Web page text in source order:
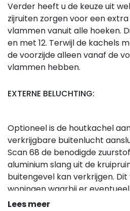
Verder heeft u de keuze uit
zijruiten zorgen voor een
vlammen vanuit alle hoeken.
en met 12. Terwijl de kachels
de voorzijde alleen vanaf de
vlammen hebben.
EXTERNE BELUCHTING:
Optioneel is de houtkachel
verkrijgbare buitenlucht
Scan 68 de benodigde
aluminium slang uit de
buitengevel kan verkrijgen.
woningen waarbij er
kunnen ontstaan waardoor
Lees meer